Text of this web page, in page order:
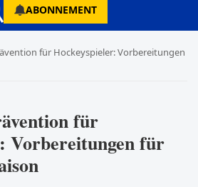
ABONNEMENT
für Hockeyspieler: Vorbereitungen
für
Vorbereitungen für